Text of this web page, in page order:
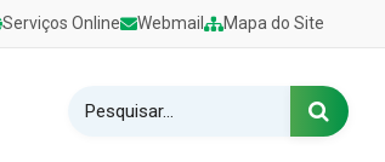
Serviços Online Webmail Mapa do Site